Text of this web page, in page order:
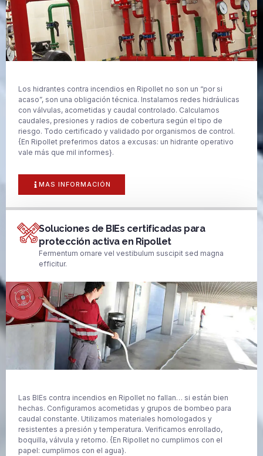
Los hidrantes contra incendios en Ripollet no son un “por si
acaso”, son una obligación técnica. Instalamos redes hidráulicas
con válvulas, acometidas y caudal controlado. Calculamos
caudales, presiones y radios de cobertura según el tipo de
riesgo. Todo certificado y validado por organismos de control.
{En Ripollet preferimos datos a excusas: un hidrante operativo
vale más que mil informes}.
MAS INFORMACIÓN
Soluciones de BIEs certificadas para
protección activa en Ripollet
Fermentum ornare vel vestibulum suscipit sed magna
efficitur.
Las BIEs contra incendios en Ripollet no fallan… si están bien
hechas. Configuramos acometidas y grupos de bombeo para
caudal constante. Utilizamos materiales homologados y
resistentes a presión y temperatura. Verificamos enrollado,
boquilla, válvula y retorno. {En Ripollet no cumplimos con el
papel: cumplimos con el agua}.